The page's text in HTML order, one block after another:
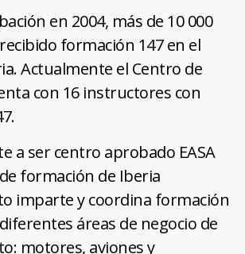
en 2004, más de 10 000
formación 147 en el
Actualmente el Centro de
con 16 instructores con
a ser centro aprobado EASA
formación de Iberia
imparte y coordina formación
áreas de negocio de
motores, aviones y